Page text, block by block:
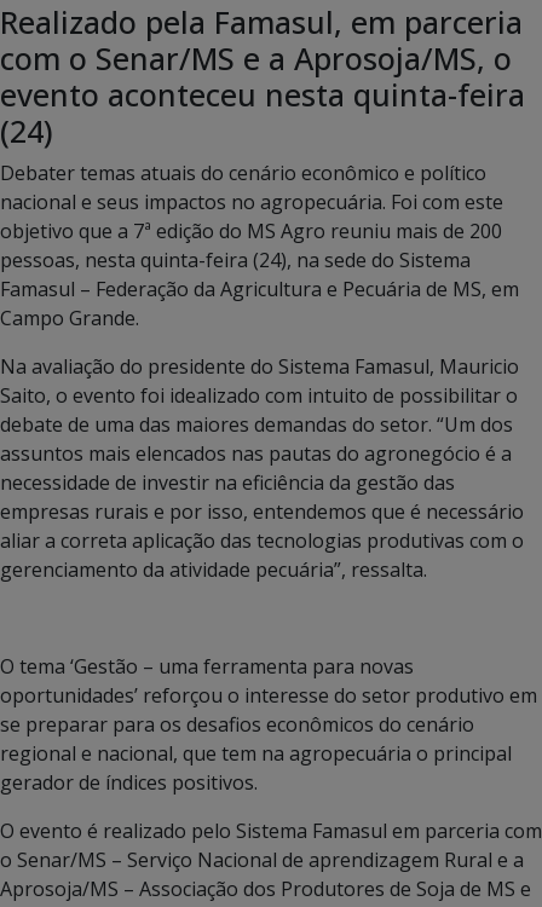
Realizado pela Famasul, em parceria
com o Senar/MS e a Aprosoja/MS, o
evento aconteceu nesta quinta-feira
(24)
Debater temas atuais do cenário econômico e político
nacional e seus impactos no agropecuária. Foi com este
objetivo que a 7ª edição do MS Agro reuniu mais de 200
pessoas, nesta quinta-feira (24), na sede do Sistema
Famasul – Federação da Agricultura e Pecuária de MS, em
Campo Grande.
Na avaliação do presidente do Sistema Famasul, Mauricio
Saito, o evento foi idealizado com intuito de possibilitar o
debate de uma das maiores demandas do setor. “Um dos
assuntos mais elencados nas pautas do agronegócio é a
necessidade de investir na eficiência da gestão das
empresas rurais e por isso, entendemos que é necessário
aliar a correta aplicação das tecnologias produtivas com o
gerenciamento da atividade pecuária”, ressalta.
O tema ‘Gestão – uma ferramenta para novas
oportunidades’ reforçou o interesse do setor produtivo em
se preparar para os desafios econômicos do cenário
regional e nacional, que tem na agropecuária o principal
gerador de índices positivos.
O evento é realizado pelo Sistema Famasul em parceria com
o Senar/MS – Serviço Nacional de aprendizagem Rural e a
Aprosoja/MS – Associação dos Produtores de Soja de MS e